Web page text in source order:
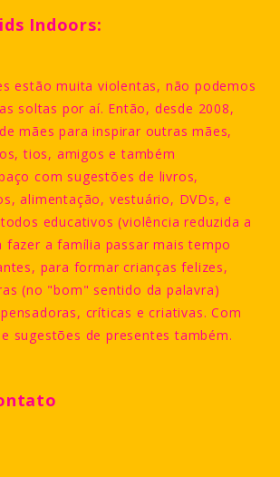
Indoors:
estão muita violentas, não podemos
soltas por aí. Então, desde 2008,
mães para inspirar outras mães,
tios, amigos e também
com sugestões de livros,
alimentação, vestuário, DVDs, e
educativos (violência reduzida a
fazer a família passar mais tempo
para formar crianças felizes,
(no "bom" sentido da palavra)
críticas e criativas. Com
sugestões de presentes também.